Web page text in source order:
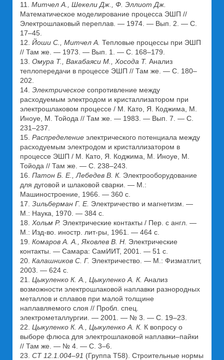
11. Митчел А., Шекели Дж., Ф. Эллиот Дж.
Математическое моделирование процесса ЭШП //
Электрошлаковый переплав. — 1974. — Вып. 2. — С.
17–45.
12. Йоши С., Митчел А. Тепловые процессы при ЭШП
// Там же. — 1973. — Вып. 1. — С. 168–179.
13. Омура Т., Вакабаяси М., Хосода Т. Анализ
теплопередачи в процессе ЭШП // Там же. — С. 180–
202.
14. Электрическое сопротивление между
расходуемым электродом и кристаллизатором при
электрошлаковом процессе / М. Като, Я. Коджима, М.
Иноуе, М. Тойода // Там же. — 1983. — Вып. 7. — С.
231–237.
15. Распределение электрического потенциала между
расходуемым электродом и кристаллизатором в
процессе ЭШП / М. Като, Я. Коджима, М. Иноуе, М.
Тойода // Там же. — С. 238–243.
16. Патон Б. Е., Лебедев В. К. Электрооборудование
для дуговой и шлаковой сварки. — М.:
Машиностроение, 1966. — 360 с.
17. Зильберман Г. Е. Электричество и магнетизм. —
М.: Наука, 1970. — 384 с.
18. Хольм Р. Электрические контакты / Пер. с англ. —
М.: Изд-во. иностр. лит-ры, 1961. — 464 с.
19. Комаров А. А., Яковлев В. Н. Электрические
контакты. — Самара: СамИИТ, 2001. — 51 с.
20. Калашников С. Г. Электричество. — М.: Физматлит,
2003. — 624 с.
21. Цыкуленко К. А., Цыкуленко А. К. Анализ
возможности электрошлаковой наплавки разнородных
металлов и сплавов при малой толщине
наплавляемого слоя // Пробл. спец.
электрометаллургии. — 2001. — № 3. — С. 19–23.
22. Цыкуленко К. А., Цыкуленко А. К. К вопросу о
выборе флюса для электрошлаковой наплавки–пайки
// Там же. — № 4. — С. 3–6.
23. СТ 12.1.004–91 (Группа T58). Строительные нормы